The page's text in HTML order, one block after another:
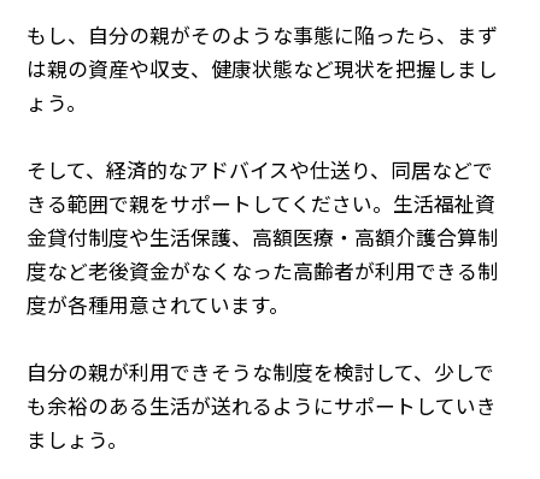
もし、自分の親がそのような事態に陥ったら、まず
は親の資産や収支、健康状態など現状を把握しまし
ょう。
そして、経済的なアドバイスや仕送り、同居などで
きる範囲で親をサポートしてください。生活福祉資
金貸付制度や生活保護、高額医療・高額介護合算制
度など老後資金がなくなった高齢者が利用できる制
度が各種用意されています。
自分の親が利用できそうな制度を検討して、少しで
も余裕のある生活が送れるようにサポートしていき
ましょう。